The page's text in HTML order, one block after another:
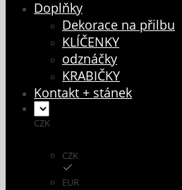
Doplňky
Dekorace na přilbu
KLÍČENKY
odznáčky
KRABIČKY
Kontakt + stánek
CZK
CZK
EUR